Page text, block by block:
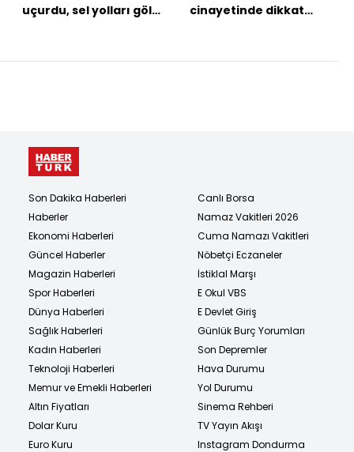
uçurdu, sel yolları göle
cinayetinde dikkat
Son Dakika Haberleri
Haberler
Ekonomi Haberleri
Güncel Haberler
Magazin Haberleri
Spor Haberleri
Dünya Haberleri
Sağlık Haberleri
Kadın Haberleri
Teknoloji Haberleri
Memur ve Emekli Haberleri
Altın Fiyatları
Dolar Kuru
Euro Kuru
Canlı Borsa
Namaz Vakitleri 2026
Cuma Namazı Vakitleri
Nöbetçi Eczaneler
İstiklal Marşı
E Okul VBS
E Devlet Giriş
Günlük Burç Yorumları
Son Depremler
Hava Durumu
Yol Durumu
Sinema Rehberi
TV Yayın Akışı
Instagram Dondurma